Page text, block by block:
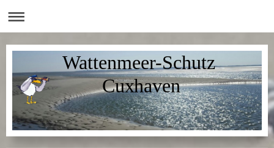
Wattenmeer-Schutz
Cuxhaven